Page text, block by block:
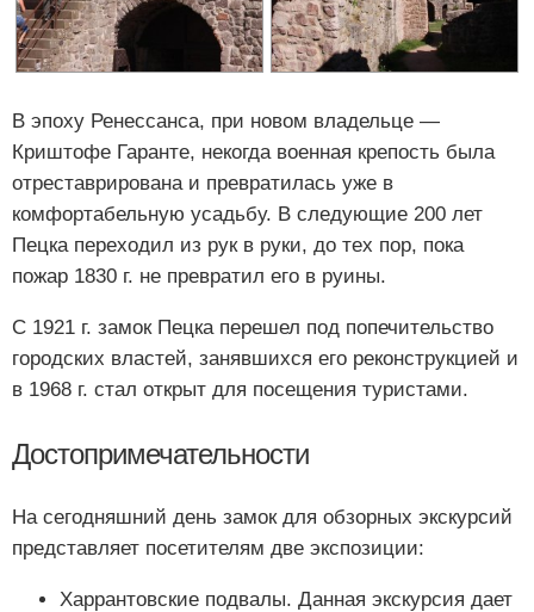
В эпоху Ренессанса, при новом владельце —
Криштофе Гаранте, некогда военная крепость была
отреставрирована и превратилась уже в
комфортабельную усадьбу. В следующие 200 лет
Пецка переходил из рук в руки, до тех пор, пока
пожар 1830 г. не превратил его в руины.
С 1921 г. замок Пецка перешел под попечительство
городских властей, занявшихся его реконструкцией и
в 1968 г. стал открыт для посещения туристами.
Достопримечательности
На сегодняшний день замок для обзорных экскурсий
представляет посетителям две экспозиции:
Харрантовские подвалы. Данная экскурсия дает